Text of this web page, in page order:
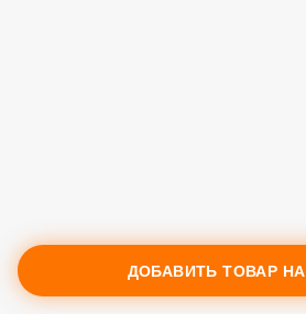
ДОБАВИТЬ ТОВАР НА